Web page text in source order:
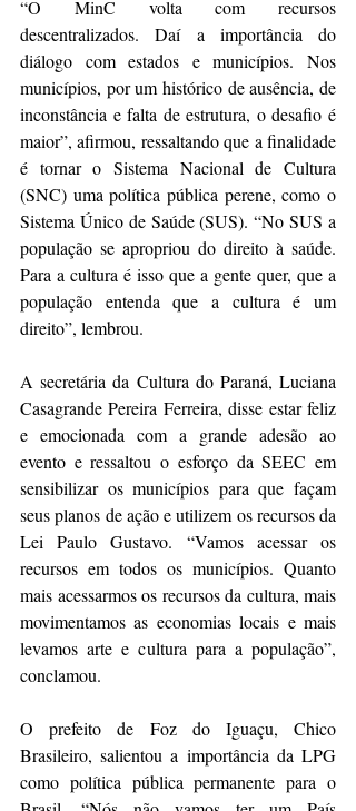
“O MinC volta com recursos
descentralizados. Daí a importância do
diálogo com estados e municípios. Nos
municípios, por um histórico de ausência, de
inconstância e falta de estrutura, o desafio é
maior”, afirmou, ressaltando que a finalidade
é tornar o Sistema Nacional de Cultura
(SNC) uma política pública perene, como o
Sistema Único de Saúde (SUS). “No SUS a
população se apropriou do direito à saúde.
Para a cultura é isso que a gente quer, que a
população entenda que a cultura é um
direito”, lembrou.
A secretária da Cultura do Paraná, Luciana
Casagrande Pereira Ferreira, disse estar feliz
e emocionada com a grande adesão ao
evento e ressaltou o esforço da SEEC em
sensibilizar os municípios para que façam
seus planos de ação e utilizem os recursos da
Lei Paulo Gustavo. “Vamos acessar os
recursos em todos os municípios. Quanto
mais acessarmos os recursos da cultura, mais
movimentamos as economias locais e mais
levamos arte e cultura para a população”,
conclamou.
O prefeito de Foz do Iguaçu, Chico
Brasileiro, salientou a importância da LPG
como política pública permanente para o